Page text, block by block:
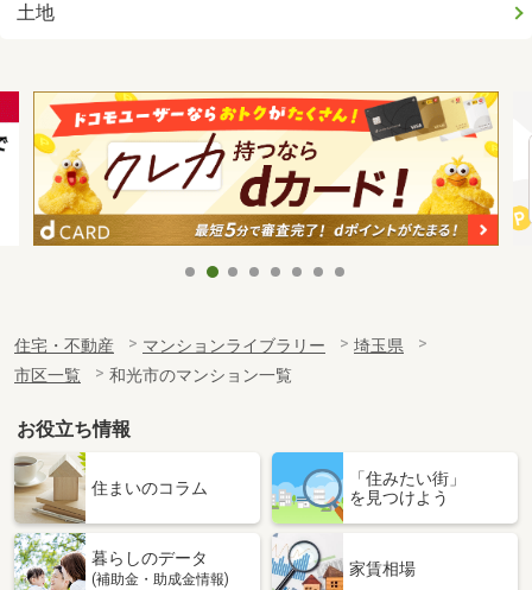
土地
住宅・不動産 マンションライブラリー
埼玉県
市区一覧
和光市のマンション一覧
お役立ち情報
住まいのコラム
「住みたい街」
を見つけよう
暮らしのデータ
(補助金・助成金情報)
家賃相場